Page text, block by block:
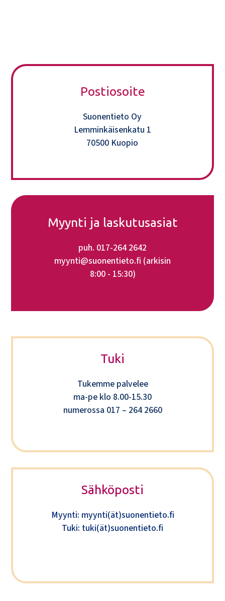
Postiosoite
Suonentieto Oy
Lemminkäisenkatu 1
70500 Kuopio
Myynti ja laskutusasiat
puh. 017-264 2642
myynti@suonentieto.fi (arkisin
8:00 - 15:30)
Tuki
Tukemme palvelee
ma-pe klo 8.00-15.30
numerossa 017 – 264 2660
Sähköposti
Myynti: myynti(ät)suonentieto.fi
Tuki: tuki(ät)suonentieto.fi